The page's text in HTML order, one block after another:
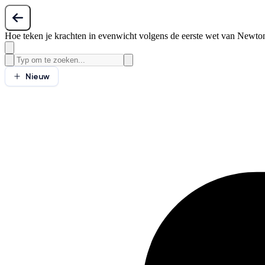
Hoe teken je krachten in evenwicht volgens de eerste wet van
Nieuw